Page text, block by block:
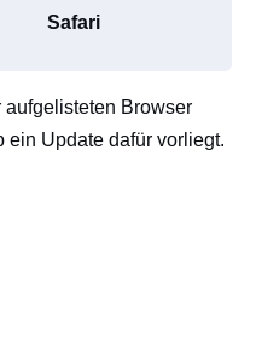
Safari
Browser
ein Update dafür vorliegt.